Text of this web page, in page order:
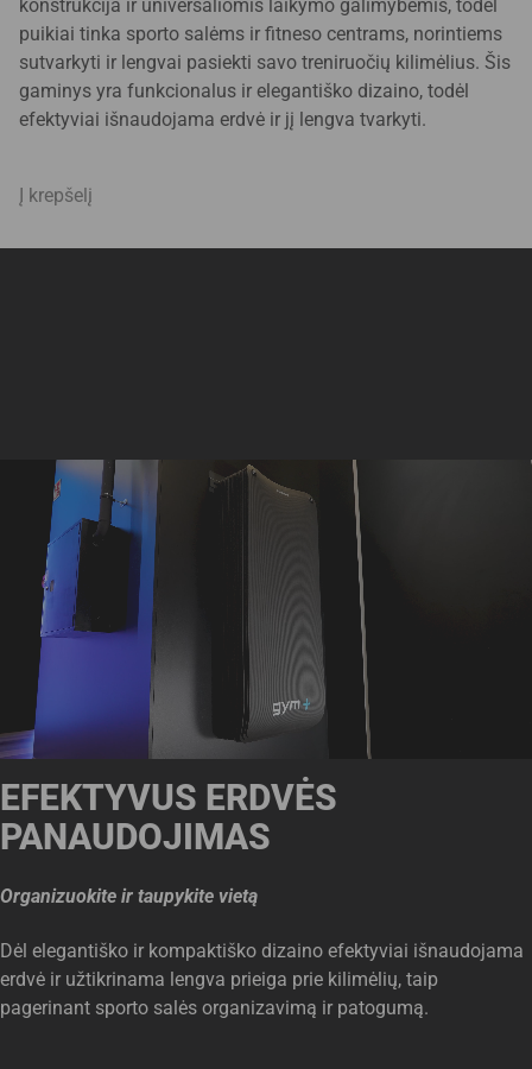
konstrukcija ir universaliomis laikymo galimybėmis, todėl
puikiai tinka sporto salėms ir fitneso centrams, norintiems
sutvarkyti ir lengvai pasiekti savo treniruočių kilimėlius. Šis
gaminys yra funkcionalus ir elegantiško dizaino, todėl
efektyviai išnaudojama erdvė ir jį lengva tvarkyti.
Į krepšelį
EFEKTYVUS ERDVĖS
PANAUDOJIMAS
Organizuokite ir taupykite vietą
Dėl elegantiško ir kompaktiško dizaino efektyviai išnaudojama
erdvė ir užtikrinama lengva prieiga prie kilimėlių, taip
pagerinant sporto salės organizavimą ir patogumą.